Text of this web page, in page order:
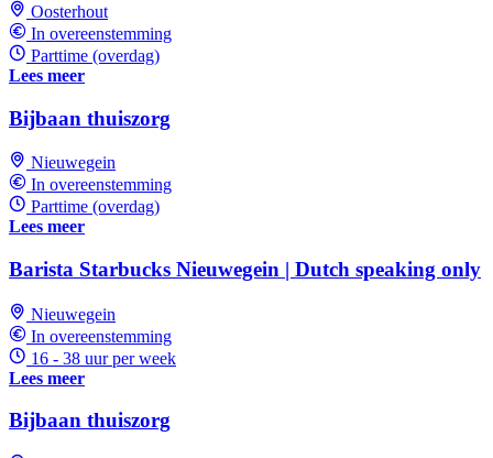
Oosterhout
In overeenstemming
Parttime (overdag)
Lees meer
Bijbaan thuiszorg
Nieuwegein
In overeenstemming
Parttime (overdag)
Lees meer
Barista Starbucks Nieuwegein | Dutch speaking only
Nieuwegein
In overeenstemming
16 - 38 uur per week
Lees meer
Bijbaan thuiszorg